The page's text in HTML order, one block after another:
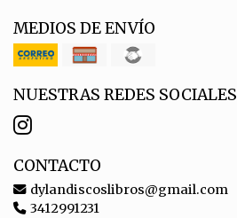
MEDIOS DE ENVÍO
NUESTRAS REDES SOCIALES
CONTACTO
dylandiscoslibros@gmail.com
3412991231